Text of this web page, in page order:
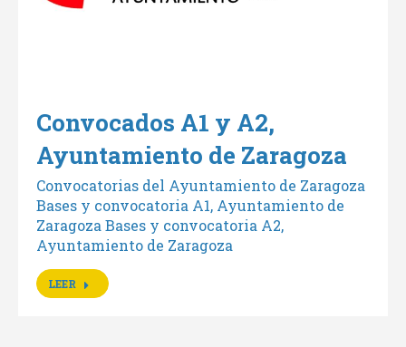
Convocados A1 y A2,
Ayuntamiento de Zaragoza
Convocatorias del Ayuntamiento de Zaragoza
Bases y convocatoria A1, Ayuntamiento de
Zaragoza Bases y convocatoria A2,
Ayuntamiento de Zaragoza
LEER